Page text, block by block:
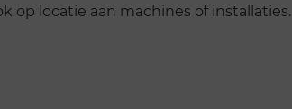
op locatie aan machines of installaties.